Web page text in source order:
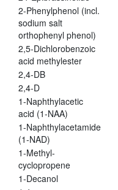
2-Phenylphenol (incl.
sodium salt
orthophenyl phenol)
2,5-Dichlorobenzoic
acid methylester
2,4-DB
2,4-D
1-Naphthylacetic
acid (1-NAA)
1-Naphthylacetamide
(1-NAD)
1-Methyl-
cyclopropene
1-Decanol